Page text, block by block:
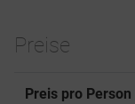
Preise
Preis pro